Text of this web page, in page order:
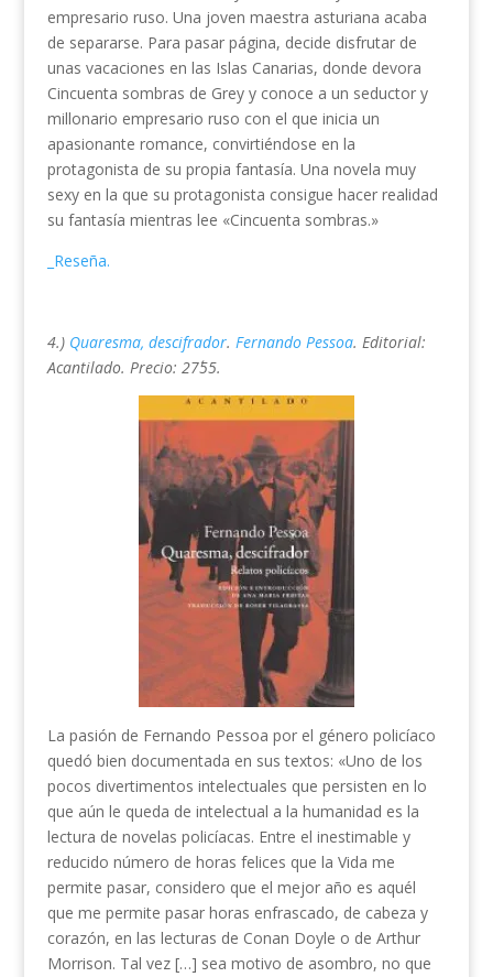
empresario ruso. Una joven maestra asturiana acaba
de separarse. Para pasar página, decide disfrutar de
unas vacaciones en las Islas Canarias, donde devora
Cincuenta sombras de Grey y conoce a un seductor y
millonario empresario ruso con el que inicia un
apasionante romance, convirtiéndose en la
protagonista de su propia fantasía. Una novela muy
sexy en la que su protagonista consigue hacer realidad
su fantasía mientras lee «Cincuenta sombras.»
_Reseña.
4.)Quaresma, descifrador. Fernando Pessoa. Editorial:
Acantilado. Precio: 27´55.
La pasión de Fernando Pessoa por el género policíaco
quedó bien documentada en sus textos: «Uno de los
pocos divertimentos intelectuales que persisten en lo
que aún le queda de intelectual a la humanidad es la
lectura de novelas policíacas. Entre el inestimable y
reducido número de horas felices que la Vida me
permite pasar, considero que el mejor año es aquél
que me permite pasar horas enfrascado, de cabeza y
corazón, en las lecturas de Conan Doyle o de Arthur
Morrison. Tal vez […] sea motivo de asombro, no que